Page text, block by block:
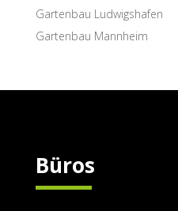
Garten­bau Ludwigshafen
Garten­bau Mannheim
Büros